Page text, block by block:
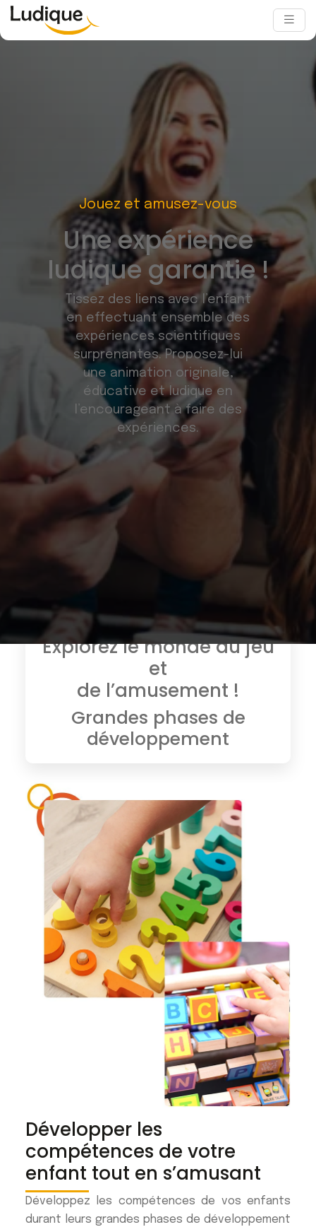
Jouez et amusez-vous
Une expérience
ludique garantie !
Tissez des liens avec l’enfant
en effectuant ensemble des
expériences scientifiques
surprenantes. Proposez-lui
une animation originale,
éducative et ludique en
l’encourageant à faire des
expériences.
Explorez le monde du jeu
et
de l’amusement !
Grandes phases de
développement
Développer les
compétences de votre
enfant tout en s’amusant
Développez les compétences de vos enfants
durant leurs grandes phases de développement